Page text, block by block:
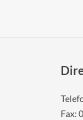
Fax: